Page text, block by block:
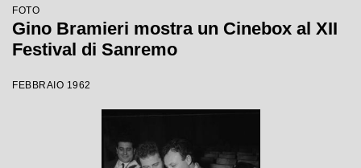
FOTO
Gino Bramieri mostra un Cinebox al XII
Festival di Sanremo
FEBBRAIO 1962